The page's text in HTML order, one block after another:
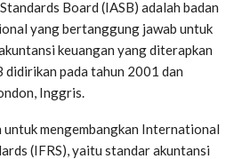
Board (IASB) adalah badan
yang bertanggung jawab untuk
keuangan yang diterapkan
didirikan pada tahun 2001 dan
Inggris.
untuk mengembangkan International
(IFRS), yaitu standar akuntansi